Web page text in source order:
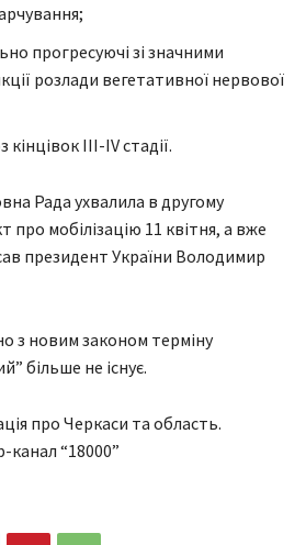
прогресуючі зі значними
розлади вегетативної нервової
III-IV стадії.
Рада ухвалила в другому
про мобілізацію 11 квітня, а вже
президент України Володимир
з новим законом терміну
більше не існує.
про Черкаси та область.
канал “18000”